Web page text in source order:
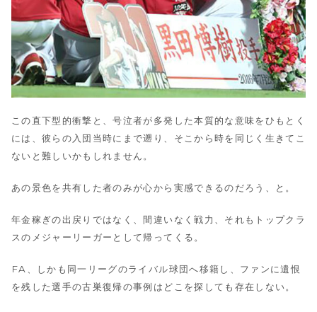
この直下型的衝撃と、号泣者が多発した本質的な意味をひもとく
には、彼らの入団当時にまで遡り、そこから時を同じく生きてこ
ないと難しいかもしれません。
あの景色を共有した者のみが心から実感できるのだろう、と。
年金稼ぎの出戻りではなく、間違いなく戦力、それもトップクラ
スのメジャーリーガーとして帰ってくる。
FA、しかも同一リーグのライバル球団へ移籍し、ファンに遺恨
を残した選手の古巣復帰の事例はどこを探しても存在しない。